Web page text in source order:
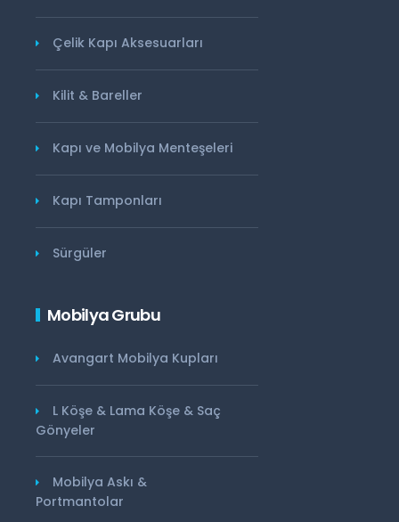
Çelik Kapı Aksesuarları
Kilit & Bareller
Kapı ve Mobilya Menteşeleri
Kapı Tamponları
Sürgüler
Mobilya Grubu
Avangart Mobilya Kupları
L Köşe & Lama Köşe & Saç
Gönyeler
Mobilya Askı &
Portmantolar